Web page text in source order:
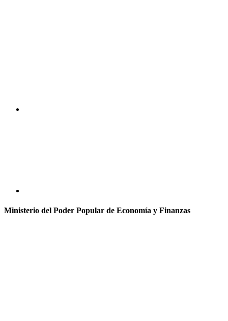
Ministerio del Poder Popular de Economía y Finanzas